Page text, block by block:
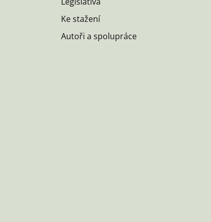
Ke stažení
Autoři a spolupráce